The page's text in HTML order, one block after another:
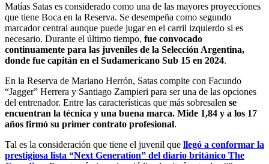
Matías Satas es considerado como una de las mayores proyecciones
que tiene Boca en la Reserva. Se desempeña como segundo
marcador central aunque puede jugar en el carril izquierdo si es
necesario. Durante el último tiempo, fue convocado
continuamente para las juveniles de la Selección Argentina,
donde fue capitán en el Sudamericano Sub 15 en 2024.
En la Reserva de Mariano Herrón, Satas compite con Facundo
“Jagger” Herrera y Santiago Zampieri para ser una de las opciones
del entrenador. Entre las características que más sobresalen se
encuentran la técnica y una buena marca. Mide 1,84 y a los 17
años firmó su primer contrato profesional.
Tal es la consideración que tiene el juvenil que llegó a conformar la
prestigiosa lista “Next Generation” del diario británico The